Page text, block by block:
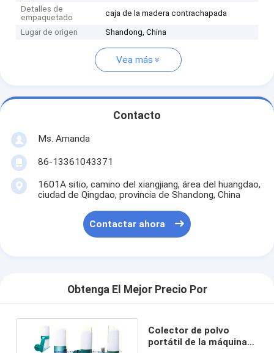
Detalles de
empaquetado
caja de la madera contrachapada
Lugar de origen Shandong, China
Vea más
Contacto
Ms. Amanda
86-13361043371
1601A sitio, camino del xiangjiang, área del huangdao,
ciudad de Qingdao, provincia de Shandong, China
Contactar ahora
Obtenga El Mejor Precio Por
Colector de polvo
portátil de la máquina